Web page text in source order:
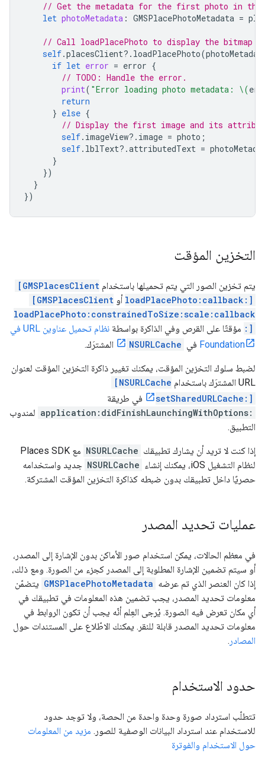
// Get the metadata for the first photo in the
let photoMetadata : GMSPlacePhotoMetadata =
// Call loadPlacePhoto to display the bitmap
self.placesClient?. loadPlacePhoto(
if let error = error {
// TODO: Handle the error.
print( "Error loading photo metadata: \(
return
} else {
// Display the first image and its
self. imageView?. image = photo ;
self. lblText?.attributedText =
}
})
}
})
التخزين المؤقت
يتم تخزين الصور التي يتم تحميلها باستخدام [GMSPlacesClient
loadPlacePhoto:callback:] أو [GMSPlacesClient
loadPlacePhoto:constrainedToSize:scale:callback
:] مؤقتًا على القرص وفي الذاكرة بواسطة
نظام تحميل عناوين URL في
Foundation في NSURLCache المشترَك.
لضبط سلوك التخزين المؤقت، يمكنك تغيير ذاكرة التخزين المؤقت لعنوان
URL المشترَك باستخدام
[NSURLCache
setSharedURLCache:]
في طريقة
application:didFinishLaunchingWithOptions: لمندوب
التطبيق.
إذا كنت لا تريد أن يشارك تطبيقك NSURLCache
مع Places SDK
لنظام التشغيل iOS، يمكنك إنشاء
NSURLCache جديد واستخدامه
حصريًا داخل تطبيقك بدون ضبطه كذاكرة التخزين المؤقت المشتركة.
عمليات تحديد المصدر
في معظم الحالات، يمكن استخدام صور الأماكن بدون الإشارة إلى المصدر،
أو سيتم تضمين الإشارة المطلوبة إلى المصدر كجزء من الصورة. ومع ذلك،
إذا كان العنصر الذي تم عرضه GMSPlacePhotoMetadata يتضمّن
معلومات تحديد المصدر، يجب تضمين هذه المعلومات في تطبيقك في
أي مكان تعرض فيه الصورة. يُرجى العِلم أنّه يجب أن تكون الروابط في
معلومات تحديد المصدر قابلة للنقر. يمكنك الاطّلاع على المستندات حول
المصادر .
حدود الاستخدام
تتطلّب استرداد صورة وحدة واحدة من الحصة، ولا توجد حدود
للاستخدام عند استرداد البيانات الوصفية للصور. مزيد من المعلومات
حول الاستخدام والفوترة